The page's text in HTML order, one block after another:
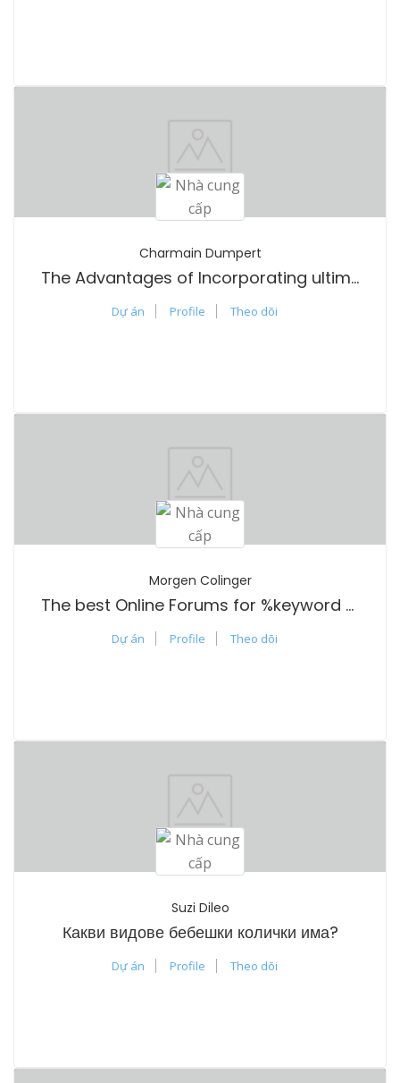
Charmain Dumpert
The Advantages of Incorporating ultimate sports betting strategy guide odds predictions success into Your Daily Life
Dự án Profile Theo dõi
Morgen Colinger
The best Online Forums for %keyword % Discussions
Dự án Profile Theo dõi
Suzi Dileo
Какви видове бебешки колички има?
Dự án Profile Theo dõi